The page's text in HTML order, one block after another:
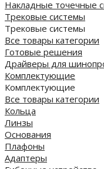
Накладные точечные
Трековые системы
Трековые системы
Все товары категории
Готовые решения
Драйверы для
Комплектующие
Комплектующие
Все товары категории
Кольца
Линзы
Основания
Плафоны
Адаптеры